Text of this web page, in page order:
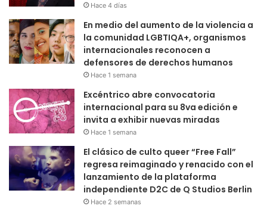
Hace 4 días
En medio del aumento de la violencia a
la comunidad LGBTIQA+, organismos
internacionales reconocen a
defensores de derechos humanos
Hace 1 semana
Excéntrico abre convocatoria
internacional para su 8va edición e
invita a exhibir nuevas miradas
Hace 1 semana
El clásico de culto queer “Free Fall”
regresa reimaginado y renacido con el
lanzamiento de la plataforma
independiente D2C de Q Studios Berlin
Hace 2 semanas